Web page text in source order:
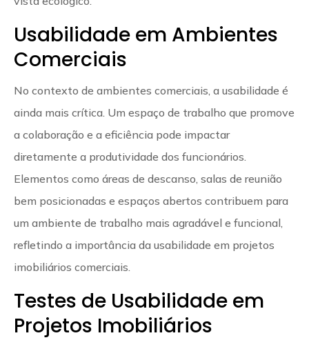
Usabilidade em Ambientes
Comerciais
No contexto de ambientes comerciais, a usabilidade é
ainda mais crítica. Um espaço de trabalho que promove
a colaboração e a eficiência pode impactar
diretamente a produtividade dos funcionários.
Elementos como áreas de descanso, salas de reunião
bem posicionadas e espaços abertos contribuem para
um ambiente de trabalho mais agradável e funcional,
refletindo a importância da usabilidade em projetos
imobiliários comerciais.
Testes de Usabilidade em
Projetos Imobiliários